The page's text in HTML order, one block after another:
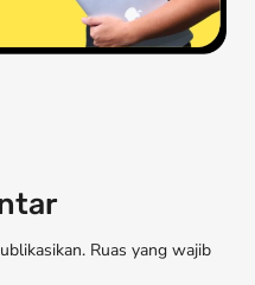
Ruas yang wajib